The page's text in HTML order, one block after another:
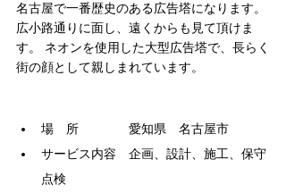
名古屋で一番歴史のある広告塔になります。
広小路通りに面し、遠くからも見て頂けま
す。 ネオンを使用した大型広告塔で、長らく
街の顔として親しまれています。
場　所　　　　愛知県　名古屋市
サービス内容　企画、設計、施工、保守
点検